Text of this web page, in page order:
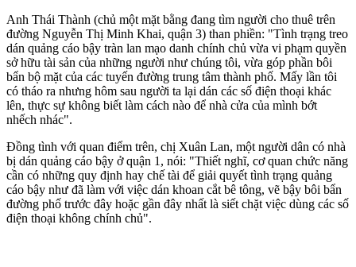
Anh Thái Thành (chủ một mặt bằng đang tìm người cho thuê trên
đường Nguyễn Thị Minh Khai, quận 3) than phiền: "Tình trạng treo
dán quảng cáo bậy tràn lan mạo danh chính chủ vừa vi phạm quyền
sở hữu tài sản của những người như chúng tôi, vừa góp phần bôi
bẩn bộ mặt của các tuyến đường trung tâm thành phố. Mấy lần tôi
có tháo ra nhưng hôm sau người ta lại dán các số điện thoại khác
lên, thực sự không biết làm cách nào để nhà cửa của mình bớt
nhếch nhác".
Đồng tình với quan điểm trên, chị Xuân Lan, một người dân có nhà
bị dán quảng cáo bậy ở quận 1, nói: "Thiết nghĩ, cơ quan chức năng
cần có những quy định hay chế tài để giải quyết tình trạng quảng
cáo bậy như đã làm với việc dán khoan cắt bê tông, vẽ bậy bôi bẩn
đường phố trước đây hoặc gần đây nhất là siết chặt việc dùng các số
điện thoại không chính chủ".